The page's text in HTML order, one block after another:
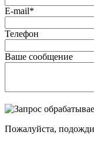
E-mail*
Телефон
Ваше сообщение
Пожалуйста,